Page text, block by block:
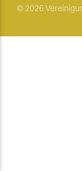
© 2026